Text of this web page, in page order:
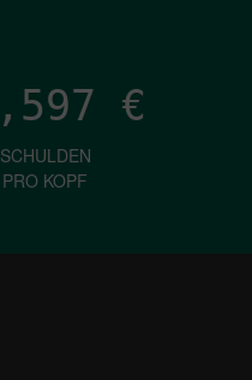
€
SCHULDEN
PRO KOPF